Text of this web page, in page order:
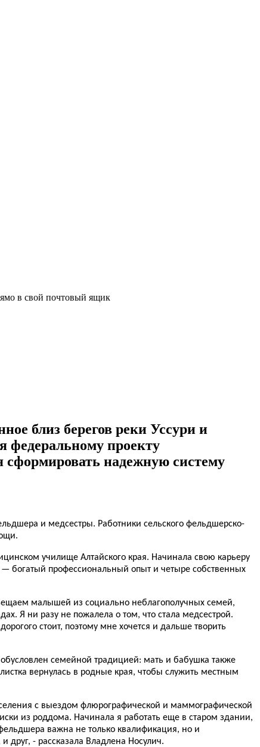
в свой почтовый ящик
близ берегов реки Уссури и
федеральному проекту
надежную систему
и медсестры. Работники сельского фельдшерско-
училище Алтайского края. Начинала свою карьеру
богатый профессиональный опыт и четыре собственных
малышей из социально неблагополучных семей,
Я ни разу не пожалела о том, что стала медсестрой.
стоит, поэтому мне хочется и дальше творить
семейной традицией: мать и бабушка также
вернулась в родные края, чтобы служить местным
с выездом флюрографической и маммографической
из роддома. Начинала я работать еще в старом здании,
важна не только квалификация, но и
друг, - рассказала Владлена Носулич.